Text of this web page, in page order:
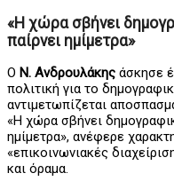
«Η χώρα σβήνει
παίρνει ημίμετρα»
Ο Ν. Ανδρουλάκης άσκησε
πολιτική για το
αντιμετωπίζεται
«Η χώρα σβήνει
ημίμετρα», ανέφερε
«επικοινωνιακές
και όραμα.